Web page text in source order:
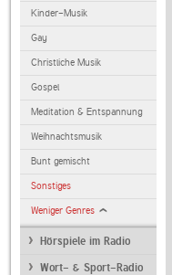
Kinder-Musik
Gay
Christliche Musik
Gospel
Meditation & Entspannung
Weihnachtsmusik
Bunt gemischt
Sonstiges
Weniger Genres
Hörspiele im Radio
Wort- & Sport-Radio